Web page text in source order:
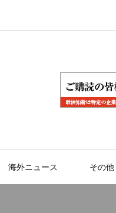
海外ニュース その他